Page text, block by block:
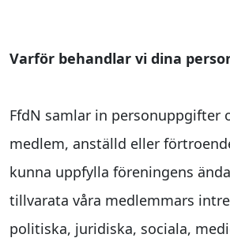
Varför behandlar vi dina
FfdN samlar in personuppgifter
medlem, anställd eller
kunna uppfylla föreningens
tillvarata våra medlemmars
politiska, juridiska, sociala,